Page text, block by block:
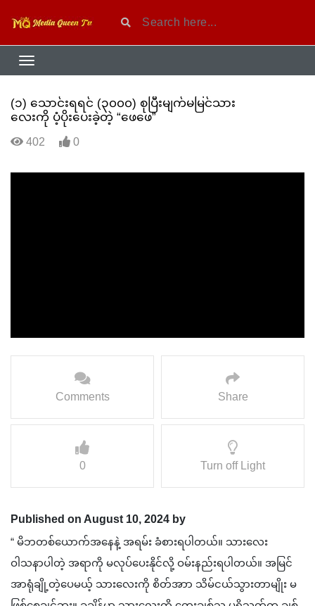
(၁) သောင်းရရင် (၃၀၀၀) စုပြီးမျက်မမြင်သား
လေးကို ပံ့ပိုးပေးခဲ့တဲ့ “ဖေဖေ”
402 0
Comments Share
0 Turn off Light
Published on August 10, 2024 by
“ မိဘတစ်ယောက်အနေနဲ့ အရမ်း ခံစားရပါတယ်။ သားလေး
ဝါသနာပါတဲ့ အရာကို မလုပ်ပေးနိုင်လို့ ဝမ်းနည်းရပါတယ်။ အမြင်
အာရုံချို့တဲ့ပေမယ့် သားလေးကို စိတ်အာာ သိမ်ငယ်သွားတာမျိုး မ